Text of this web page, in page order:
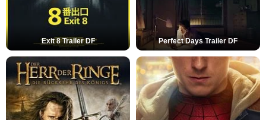
Exit 8 Trailer DF Perfect Days Trailer DF